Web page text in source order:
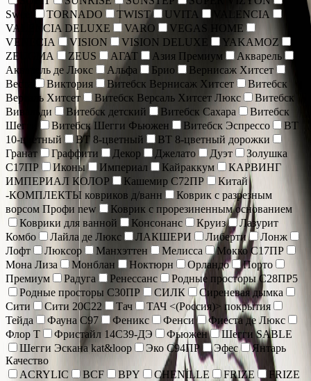
Sweet
TORNADO TWIST UVITA
VALENCIA
VALENCIA DELUXE
VARO
VEGAS HOME
VENECIA
VISION VISION DELUXE
YAKAMOZ
ZEUGMA
ZEUS АГАТ Азия Премиум
Акварель
Акварель де Люкс
Альфа Брио
Вернисаж Хитсет
Веста
Виктория Витебск Вернисаж Хитсет
Витебск
Версаль Хитсет
Витебск Версаль Хитсет Люкс
Витебск
Вивальди
Витебск детский Витебск Сахара
Витебск
Шегги
Витебск Шегги Фьюжен Витебск Эспрессо
ВТ
10-цветный
ВТ 8-цветный
ВТ 8-цветный дорожки
Гранат
Граффити Декор Джелато Дуэт
Золушка
С17ПР
Иконы Империал Кайраккум
КАРВИНГ
ИМПЕРИАЛ КОЛОР
Кашемир С72ПР
Китай
-КОМПЛЕКТЫ ковриков д/ванн
Коврик c разрезным
ворсом Профи new
Коврик с прорезиненным основанием
Коврики для ванной
Консонанс Круиз
Лазурит
Комбо
Лайла де Люкс ЛАКШЕРИ Либерти
Лонж
Лофт
Люксор Манхэттен Мелисса
Мокко С17ПР
Мона Лиза
Монблан Ноктюрн Орландо
Порто
Премиум
Радуга Ренессанс
Родные просторы С28ПР5
Родные просторы С30ПР
СИЛК
Сиреневая дымка
Сити
Сити 20С22 Тач
ТАЧ <(Россия)> покрытия
Тейда
Фауна С97 Феникс Фенси
Фиеста де Люкс
Флор Т
Фристайл 14С39-ДЭ Фьюжен
Шегги SABLE
Шегги Эскана kat&loop
Эко С94ПР Эфес
Янтарь
Качество
ACRYLIC
BCF BPY CHENİLLE FRIZE
FRIZE